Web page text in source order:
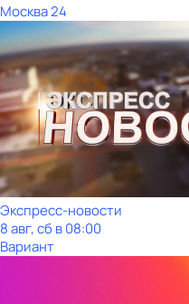
Москва 24
Экспресс-новости
8 авг, сб в 08:00
Вариант